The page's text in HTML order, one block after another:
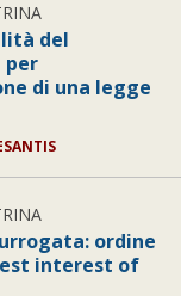
del
per
di una legge
ordine
interest of